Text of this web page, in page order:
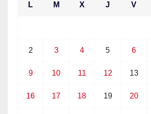
L M X J V
2 3 4 5 6
9 10 11 12 13
16 17 18 19 20